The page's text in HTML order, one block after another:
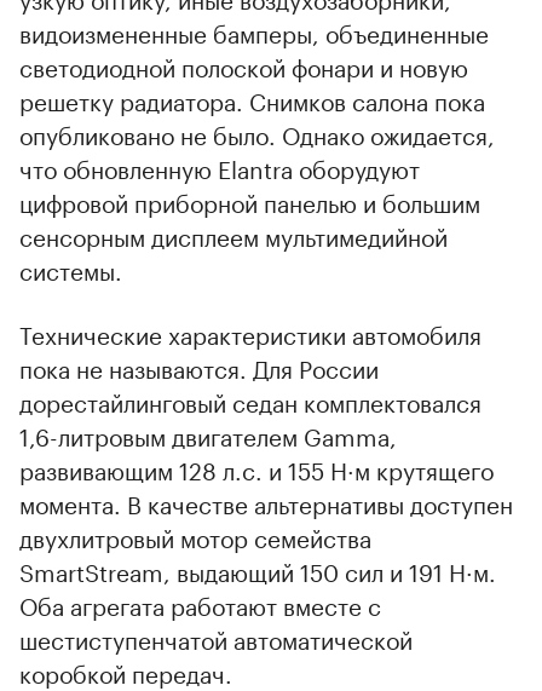
видоизмененные бамперы, объединенные
светодиодной полоской фонари и новую
решетку радиатора. Снимков салона пока
опубликовано не было. Однако ожидается,
что обновленную Elantra оборудуют
цифровой приборной панелью и большим
сенсорным дисплеем мультимедийной
системы.
Технические характеристики автомобиля
пока не называются. Для России
дорестайлинговый седан комплектовался
1,6-литровым двигателем Gamma,
развивающим 128 л.с. и 155 Н·м крутящего
момента. В качестве альтернативы доступен
двухлитровый мотор семейства
SmartStream, выдающий 150 сил и 191 Н·м.
Оба агрегата работают вместе с
шестиступенчатой автоматической
коробкой передач.